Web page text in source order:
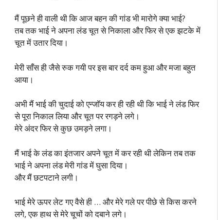
मैं पूछने ही वाली थी कि आज बहन की गांड भी मारोगे क्या भाई?
तब तक भाई ने अपना लंड चूत से निकाला और फिर से एक झटके में
चूत में उतार दिया।
मेरी साँस ही जैसे रुक गयी पर इस बार दर्द कम हुआ और मजा बहुत
आया।
अभी मैं भाई की चुदाई को एन्जॉय कर ही रही थी कि भाई ने लंड फिर
से पूरा निकाल लिया और चूत पर रगड़ने लगे।
मेरे अंदर फिर से कुछ उमड़ने लगा।
मैं भाई के लंड का इंतजार अपने चूत में कर रही थी लेकिन तब तक
भाई ने अपना लंड मेरी गांड में घुसा दिया।
और मैं छटपटाने लगी।
भाई मेरे ऊपर लेट गए वैसे ही … और मेरे गले पर पीछे से किस करने
लगे, एक हाथ से मेरे चूचों को दबाने लगे।